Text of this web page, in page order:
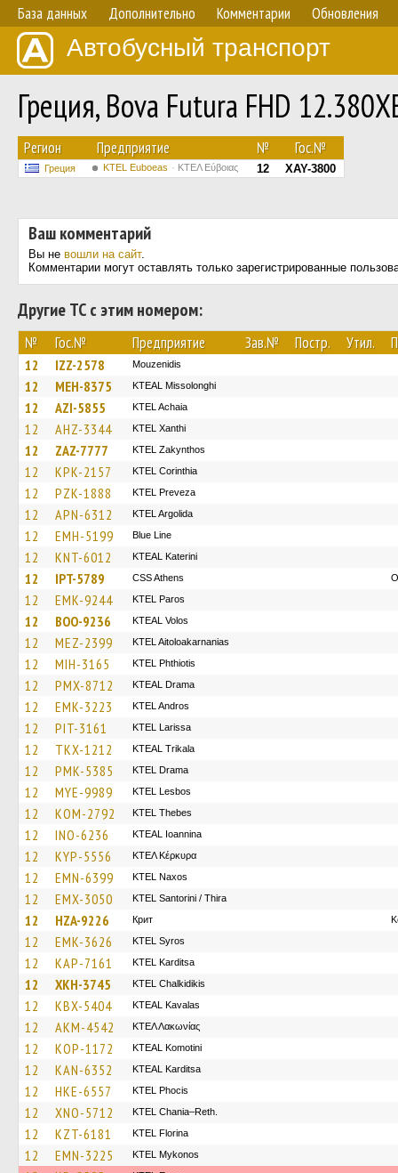
База данных Дополнительно Комментарии Обновления
Автобусный транспорт
Греция, Bova Futura FHD
Регион Предприятие № Гос.№
Греция ΚΤΕL Euboeas ΚΤΕΛ Εύβοιας 12 XAY-3800
Ваш комментарий
Вы не вошли на сайт.
Комментарии могут оставлять только зарегистрированные
Другие ТС с этим номером:
№ Гос.№ Предприятие Зав.№ Постр. Утил.
12 IZZ-2578 Mouzenidis
12 MEH-8375 KTEAL Missolonghi
12 AZI-5855 KTEL Achaia
12 AHZ-3344 KTEL Xanthi
12 ZAZ-7777 KTEL Zakynthos
12 KPK-2157 KTEL Corinthia
12 PZK-1888 KTEL Preveza
12 APN-6312 KTEL Argolida
12 EMH-5199 Blue Line
12 KNT-6012 KTEAL Katerini
12 IPT-5789 CSS Athens
12 EMK-9244 KTEL Paros
12 BOO-9236 KTEAL Volos
12 MEZ-2399 KTEL Aitoloakarnanias
12 MIH-3165 ΚΤΕL Phthiotis
12 PMX-8712 KTEAL Drama
12 EMK-3223 KTEL Andros
12 PIT-3161 KTEL Larissa
12 TKX-1212 KTEAL Trikala
12 PMK-5385 KTEL Drama
12 MYE-9989 KTEL Lesbos
12 KOM-2792 KTEL Thebes
12 INO-6236 KTEAL Ioannina
12 KYP-5556 ΚΤΕΛ Κέρκυρα
12 EMN-6399 KTEL Naxos
12 EMX-3050 KTEL Santorini / Thira
12 HZA-9226 Крит
12 EMK-3626 KTEL Syros
12 KAP-7161 ΚΤΕL Karditsa
12 XKH-3745 ΚΤΕL Chalkidikis
12 KBX-5404 KTEAL Kavalas
12 AKM-4542 ΚΤΕΛ Λακωνίας
12 KOP-1172 KTEAL Komotini
12 KAN-6352 KTEAL Karditsa
12 HKE-6557 ΚΤΕL Phocis
12 XNO-5712 KTEL Chania–Reth.
12 KZT-6181 KTEL Florina
12 EMN-3225 KTEL Mykonos